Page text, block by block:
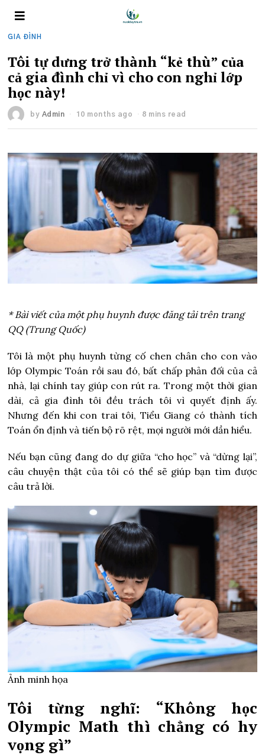
GIA ĐÌNH
Tôi tự dưng trở thành “kẻ thù” của
cả gia đình chỉ vì cho con nghỉ lớp
học này!
by Admin 10 months ago 8 mins read
* Bài viết của một phụ huynh được đăng tải trên trang
QQ (Trung Quốc)
Tôi là một phụ huynh từng cố chen chân cho con vào
lớp Olympic Toán rồi sau đó, bất chấp phản đối của cả
nhà, lại chính tay giúp con rút ra. Trong một thời gian
dài, cả gia đình tôi đều trách tôi vì quyết định ấy.
Nhưng đến khi con trai tôi, Tiểu Giang có thành tích
Toán ổn định và tiến bộ rõ rệt, mọi người mới dần hiểu.
Nếu bạn cũng đang do dự giữa “cho học” và “dừng lại”,
câu chuyện thật của tôi có thể sẽ giúp bạn tìm được
câu trả lời.
Ảnh minh họa
Tôi từng nghĩ: “Không học
Olympic Math thì chẳng có hy
vọng gì”